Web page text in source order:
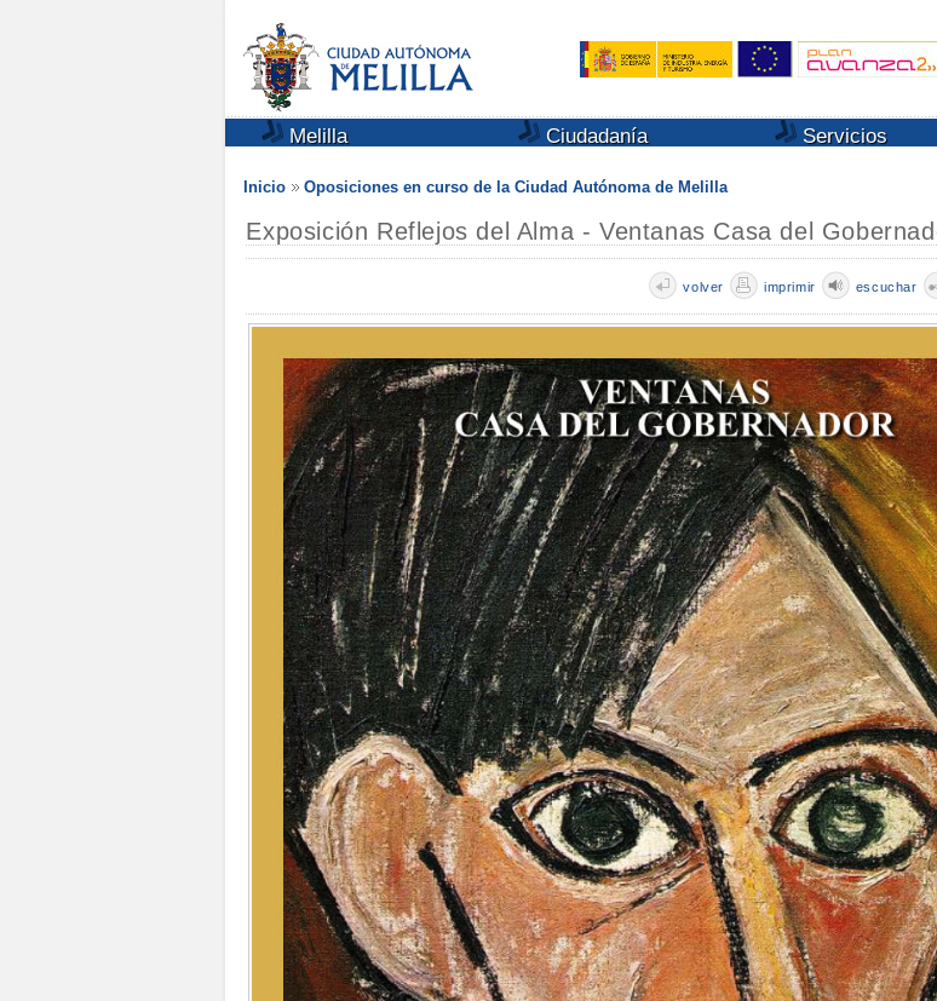
Melilla Ciudadanía Servicios
Inicio Oposiciones en curso de la Ciudad Autónoma de Melilla
Exposición Reflejos del Alma - Ventanas Casa del
escuchar
imprimir
volver